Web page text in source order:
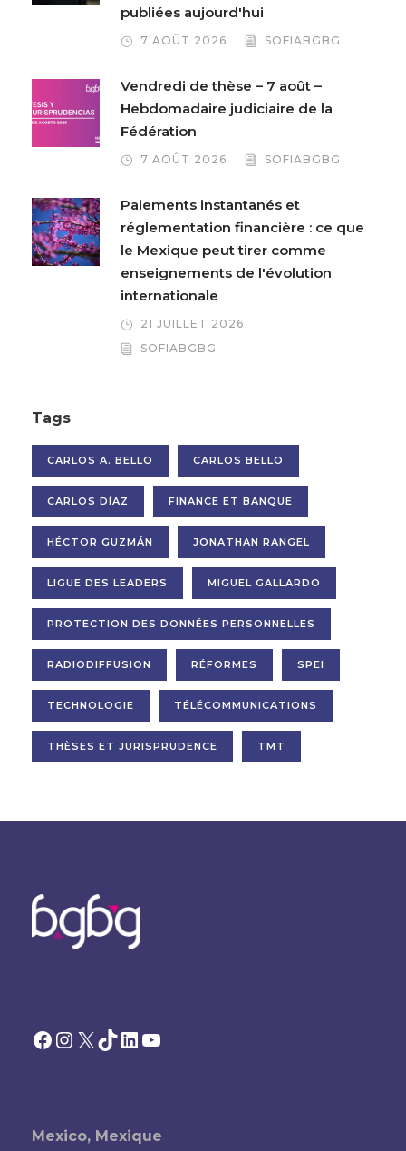
publiées aujourd'hui
7 AOÛT 2026 SOFIABGBG
Vendredi de thèse – 7 août –
Hebdomadaire judiciaire de la
Fédération
7 AOÛT 2026 SOFIABGBG
Paiements instantanés et
réglementation financière : ce que
le Mexique peut tirer comme
enseignements de l'évolution
internationale
21 JUILLET 2026
SOFIABGBG
Tags
CARLOS A. BELLO CARLOS BELLO
CARLOS DÍAZ FINANCE ET BANQUE
HÉCTOR GUZMÁN JONATHAN RANGEL
LIGUE DES LEADERS MIGUEL GALLARDO
PROTECTION DES DONNÉES PERSONNELLES
RADIODIFFUSION RÉFORMES SPEI
TECHNOLOGIE TÉLÉCOMMUNICATIONS
THÈSES ET JURISPRUDENCE TMT
Facebook Instagram X TikTok LinkedIn YouTube
Mexico, Mexique